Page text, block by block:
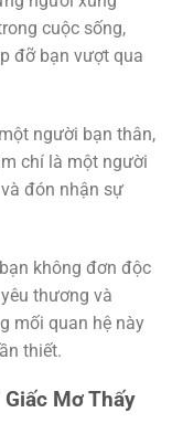
cuộc sống,
đỡ bạn vượt qua
người bạn thân,
chí là một người
đón nhận sự
không đơn độc
thương và
mối quan hệ này
thiết.
Mơ Thấy